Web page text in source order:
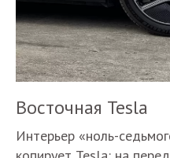
Восточная Tesla
Интерьер «ноль-